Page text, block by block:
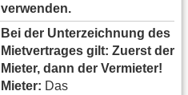
verwenden.
Bei der Unterzeichnung des
Mietvertrages gilt: Zuerst der
Mieter, dann der Vermieter!
Mieter: Das